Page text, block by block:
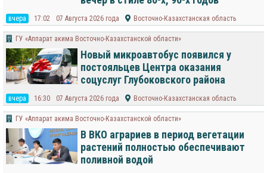
вчера 17:02 07 Августа 2026 года Восточно-Казахстанская область
ГУ «Аппарат акима Восточно-Казахстанской области»
Новый микроавтобус появился у
постояльцев Центра оказания
соцуслуг Глубоковского района
вчера 16:30 07 Августа 2026 года Восточно-Казахстанская область
ГУ «Аппарат акима Восточно-Казахстанской области»
В ВКО аграриев в период вегетации
растений полностью обеспечивают
поливной водой